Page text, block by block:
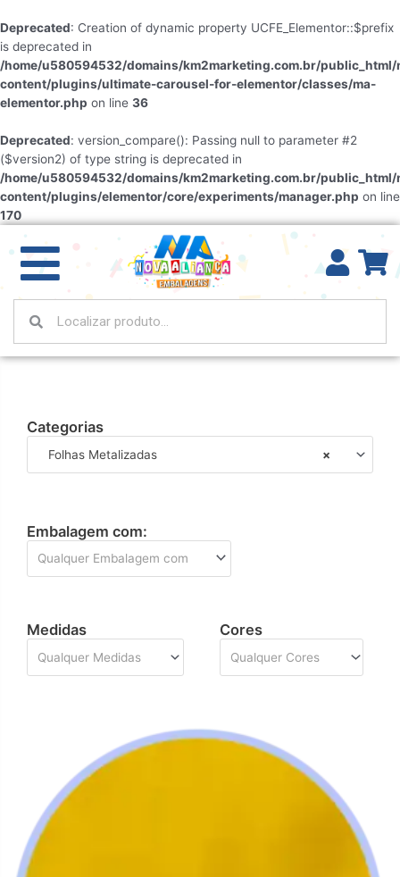
Deprecated: Creation of dynamic property UCFE_Elementor::$prefix
is deprecated in
/home/u580594532/domains/km2marketing.com.br/
content/plugins/ultimate-carousel-for-elementor/classes/ma-
elementor.php on line 36
Deprecated: version_compare(): Passing null to parameter #2
($version2) of type string is deprecated in
/home/u580594532/domains/km2marketing.com.br/
content/plugins/elementor/core/experiments/manager.php on line
170
Categorias
×
Folhas Metalizadas
Embalagem com:
Qualquer Embalagem com
Medidas
Qualquer Medidas
Cores
Qualquer Cores